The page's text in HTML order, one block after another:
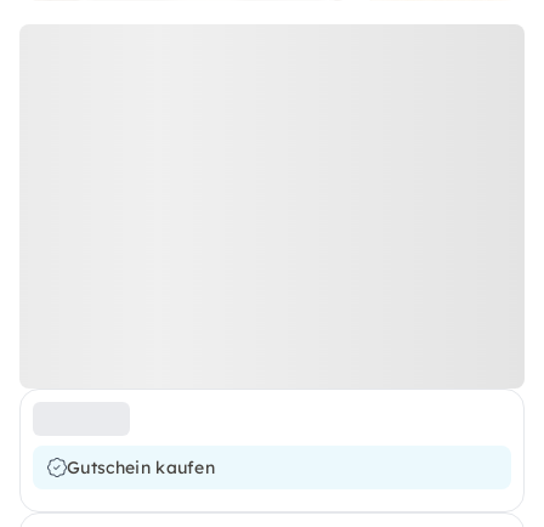
Gutschein kaufen